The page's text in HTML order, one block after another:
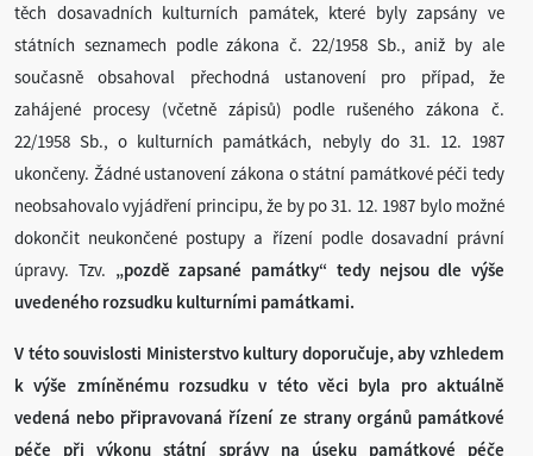
těch dosavadních kulturních památek, které byly zapsány ve
státních seznamech podle zákona č. 22/1958 Sb., aniž by ale
současně obsahoval přechodná ustanovení pro případ, že
zahájené procesy (včetně zápisů) podle rušeného zákona č.
22/1958 Sb., o kulturních památkách, nebyly do 31. 12. 1987
ukončeny. Žádné ustanovení zákona o státní památkové péči tedy
neobsahovalo vyjádření principu, že by po 31. 12. 1987 bylo možné
dokončit neukončené postupy a řízení podle dosavadní právní
úpravy. Tzv. „pozdě zapsané památky“ tedy nejsou dle výše
uvedeného rozsudku kulturními památkami.
V této souvislosti Ministerstvo kultury doporučuje, aby vzhledem
k výše zmíněnému rozsudku v této věci byla pro aktuálně
vedená nebo připravovaná řízení ze strany orgánů památkové
péče při výkonu státní správy na úseku památkové péče